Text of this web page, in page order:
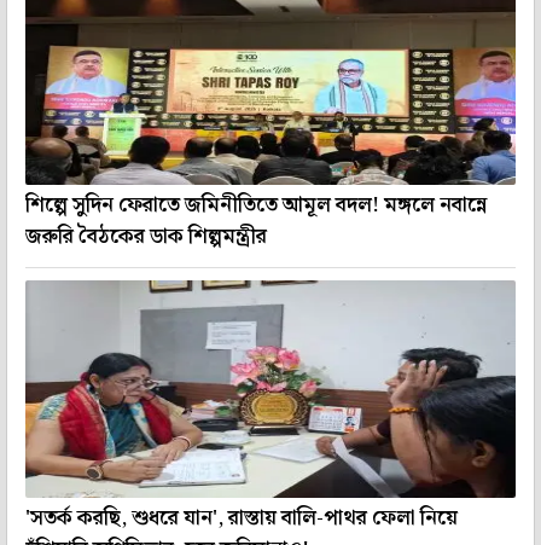
শিল্পে সুদিন ফেরাতে জমিনীতিতে আমূল বদল! মঙ্গলে নবান্নে
জরুরি বৈঠকের ডাক শিল্পমন্ত্রীর
'সতর্ক করছি, শুধরে যান', রাস্তায় বালি-পাথর ফেলা নিয়ে